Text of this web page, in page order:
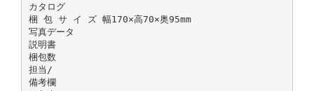
カタログ
梱 包 サ イ ズ 幅170×高70×奥95mm
写真データ
説明書
梱包数
担当/
備考欄